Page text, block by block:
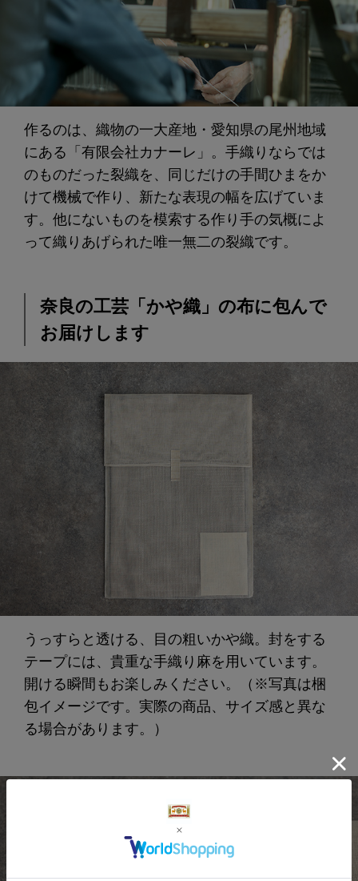
作るのは、織物の一大産地・愛知県の尾州地域
にある「有限会社カナーレ」。手織りならでは
のものだった裂織を、同じだけの手間ひまをか
けて機械で作り、新たな表現の幅を広げていま
す。他にないものを模索する作り手の気概によ
って織りあげられた唯一無二の裂織です。
奈良の工芸「かや織」の布に包んで
お届けします
うっすらと透ける、目の粗いかや織。封をする
テープには、貴重な手織り麻を用いています。
開ける瞬間もお楽しみください。（※写真は梱
包イメージです。実際の商品、サイズ感と異な
る場合があります。）